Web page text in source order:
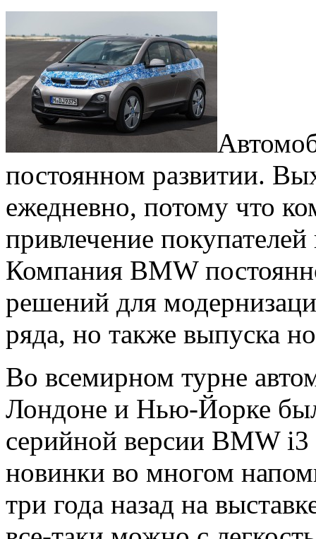
постоянном развитии.
ежедневно, потому что
привлечение
Компания BMW
решений для
ряда, но также выпуска
Во всемирном турне
Лондоне и Нью-Йорке
серийной версии BMW
новинки во многом
три года назад на